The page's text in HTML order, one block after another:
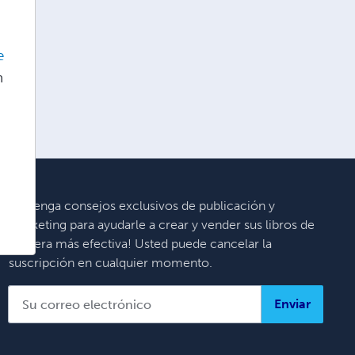
¡Obtenga consejos exclusivos de publicación y
marketing para ayudarle a crear y vender sus libros de
manera más efectiva! Usted puede cancelar la
suscripción en cualquier momento.
Enviar